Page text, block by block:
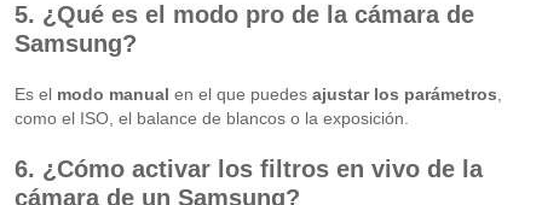
5. ¿Qué es el modo pro de la cámara de
Samsung?
Es el modo manual en el que puedes ajustar los parámetros,
como el ISO, el balance de blancos o la exposición.
6. ¿Cómo activar los filtros en vivo de la
cámara de un Samsung?